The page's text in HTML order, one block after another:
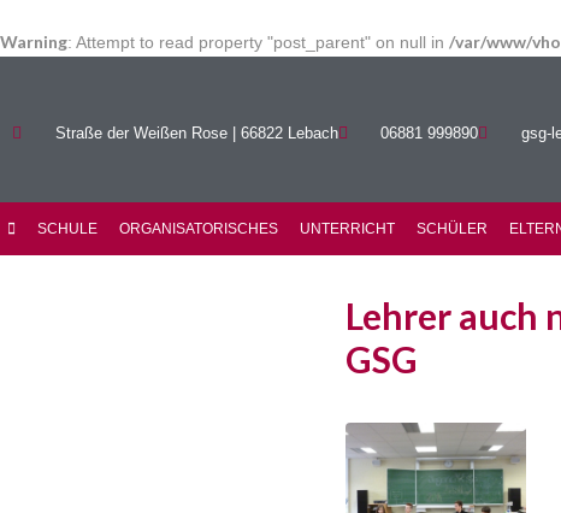
Warning: Attempt to read property "post_parent" on null in /var/www/
Straße der Weißen Rose | 66822 Lebach 06881 999890 gsg-
SCHULE ORGANISATORISCHES UNTERRICHT SCHÜLER
Lehrer auch
GSG